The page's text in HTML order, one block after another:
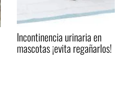
Incontinencia urinaria en
mascotas ¡evita regañarlos!